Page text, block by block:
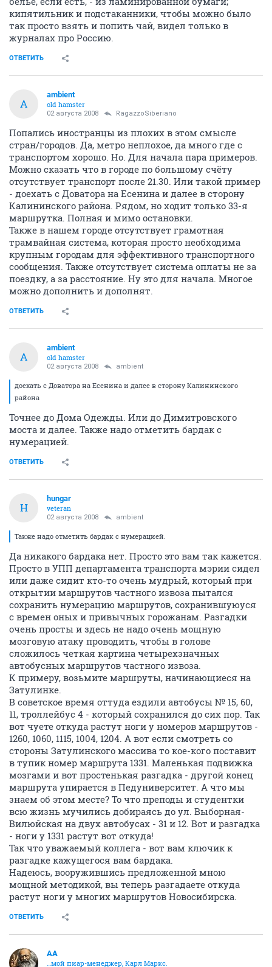
кипятильник и подстаканники, чтобы можно было
так просто взять и попить чай, видел только в
журналах про Россию.
ОТВЕТИТЬ
A
ambient
old hamster
02 августа 2008 RagazzoSiberiano
Попались иностранцы из плохих в этом смысле
стран/городов. Да, метро неплохое, да много где с
транспортом хорошо. Но. Для начала пара примеров.
Можно сказать что в городе по большому счёту
отсутствует транспорт после 21.30. Или такой пример
- доехать с Доватора на Есенина и далее в сторону
Калининского района. Рядом, но ходит только 33-я
маршрутка. Полная и мимо остановки.
Также в нашем городе отсутствует грамотная
трамвайная система, которая просто необходима
крупным городам для эффективного транспортного
сообщения. Также отсутствует система оплаты не за
поездку, а за расстояние. Ну это для начала. Многое
можно дополнить и дополнят.
ОТВЕТИТЬ
A
ambient
old hamster
02 августа 2008 ambient
доехать с Доватора на Есенина и далее в сторону Калининского
района
Точнее до Дома Одежды. Или до Димитровского
моста и далее. Также надо отметить бардак с
нумерацией.
ОТВЕТИТЬ
H
hungar
veteran
02 августа 2008 ambient
Также надо отметить бардак с нумерацией.
Да никакого бардака нет. Просто это вам так кажется.
Просто в УПП департамента транспорта мэрии сидел
или даже сидит кто-то очень мудрый, который при
открытии маршрутов частного извоза пытался
сохранить нумерацию маршрутов, сохранившуюуся
с времен оных и привычных горожанам. Разгадки
очень просты и здесь не надо очень мощную
мозговую атаку проводить, чтобы в голове
сложилось четкая картина четырехзначных
автобусных маршрутов частного извоза.
К примеру, возьмите маршруты, начинающиеся на
Затулинке.
В советское время оттуда ездили автобусы № 15, 60,
11, троллейбус 4 - который сохранился до сих пор. Так
вот чуете откуда растут ноги у номеров маршрутов -
1260, 1060, 1115, 1004, 1204. А вот если смотреть со
стороны Затулинского массива то кое-кого поставит
в тупик номер маршрута 1331. Маленькая подвижка
мозгами и вот простенькая разгадка - другой конец
маршрута упирается в Педуниверситет. А что мы
знаем об этом месте? То что преподы и студентки
всю жизнь мучились добираясь до ул. Выборная-
Вилюйская на двух автобусах - 31 и 12. Вот и разгадка
- ноги у 1331 растут вот откуда!
Так что уважаемый коллега - вот вам ключик к
разгадке кажущегося вам бардака.
Надеюсь, вооружившись предложенной мною
мощной методикой, вы теперь разгадаете откуда
растут ноги у многих маршрутов Новосибирска.
ОТВЕТИТЬ
AA
…мой пиар-менеджер, Карл Маркс.